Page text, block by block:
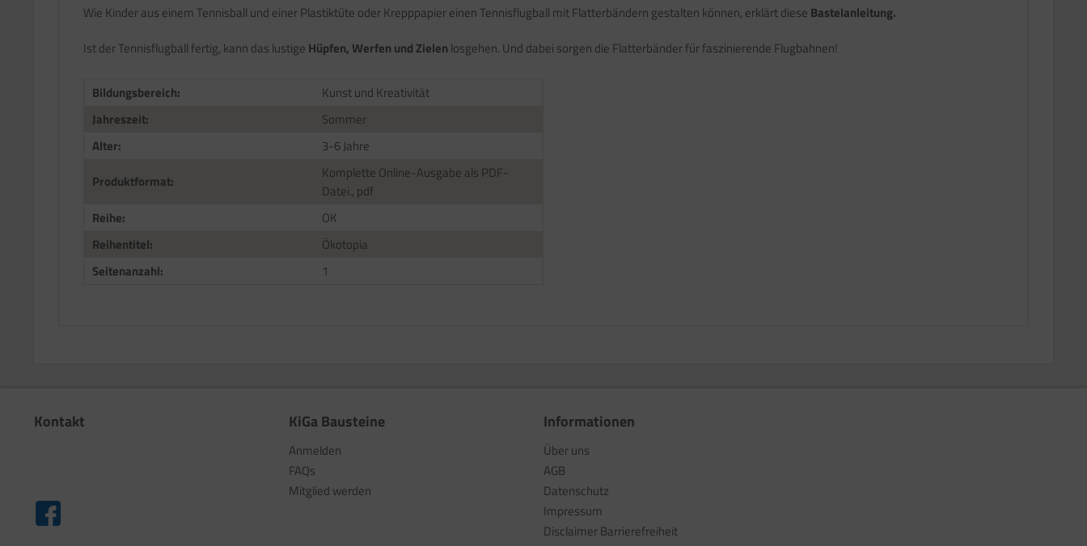
Wie Kinder aus einem Tennisball und einer Plastiktüte oder Krepppapier einen Tennisflugball mit Flatterbändern gestalten können, erklärt diese Bastelanleitung.
Ist der Tennisflugball fertig, kann das lustige Hüpfen, Werfen und Zielen losgehen. Und dabei sorgen die Flatterbänder für faszinierende Flugbahnen!
Bildungsbereich:
Kunst und Kreativität
Jahreszeit:
Sommer
Alter:
3-6 Jahre
Produktformat:
Komplette Online-Ausgabe als PDF-
Datei., pdf
Reihe:
OK
Reihentitel:
Ökotopia
Seitenanzahl:
1
Kontakt KiGa Bausteine
Anmelden
FAQs
Mitglied werden
Informationen
Über uns
AGB
Datenschutz
Impressum
Disclaimer Barrierefreiheit